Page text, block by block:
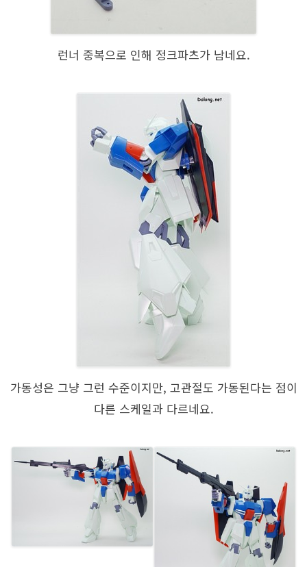
런너 중복으로 인해 정크파츠가 남네요.
가동성은 그냥 그런 수준이지만, 고관절도 가동된다는 점이
다른 스케일과 다르네요.